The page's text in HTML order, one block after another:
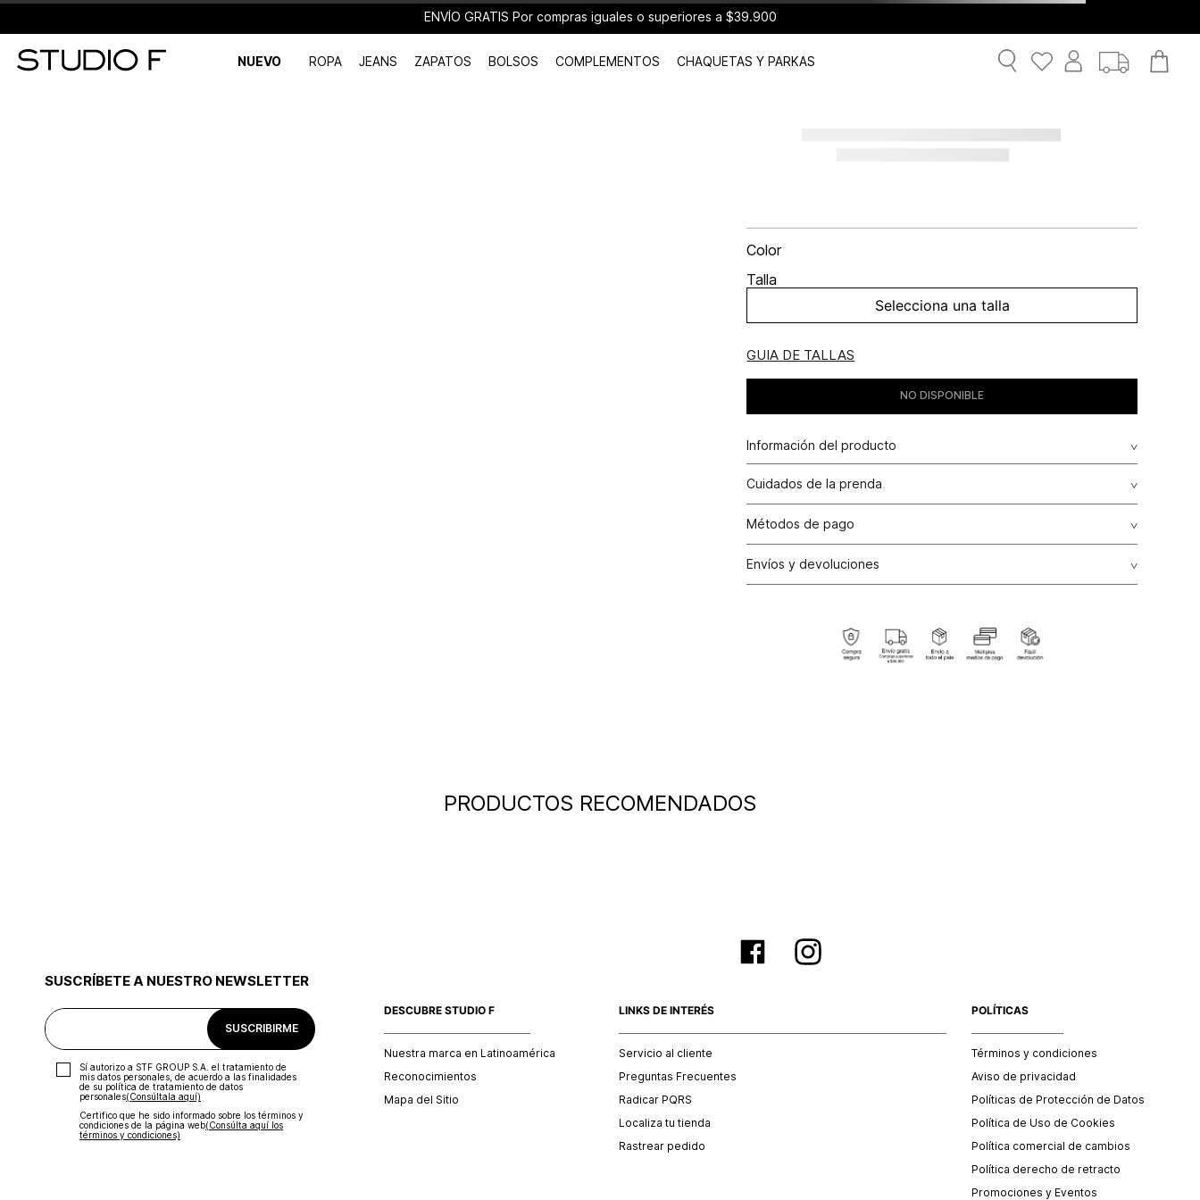
ENVÍO GRATIS Por compras iguales o superiores a $39.900
NUEVO ROPA JEANS ZAPATOS BOLSOS COMPLEMENTOS CHAQUETAS Y PARKAS
Color
Talla
Selecciona una talla
GUIA DE TALLAS
NO DISPONIBLE
Información del producto
Cuidados de la prenda
Métodos de pago
Tarjetas de crédito: Visa, Dinners, Master Card y American Express.
Envíos y devoluciones
tiendas de línea del país podrán realizarse en un plazo máximo de
30 días calendario contados a partir de la fecha de compra, siempre
y cuando el producto no haya sido usado, se encuentre en perfectas
Excepciones:
baño, accesorios y/o productos comprados en tiendas outlet o en
PRODUCTOS RECOMENDADOS
SUSCRÍBETE A NUESTRO NEWSLETTER
SUSCRIBIRME
Sí autorizo a STF GROUP S.A. el tratamiento de
mis datos personales, de acuerdo a las finalidades
de su política de tratamiento de datos
personales‎(Consúltala aquí)
Certifico que he sido informado sobre los términos y
condiciones de la página web‎(Consúlta aquí los
términos y condiciones)
DESCUBRE STUDIO F
Nuestra marca en Latinoamérica
Reconocimientos
Mapa del Sitio
LINKS DE INTERÉS
Servicio al cliente
Preguntas Frecuentes
Radicar PQRS
Localiza tu tienda
Rastrear pedido
POLÍTICAS
Términos y condiciones
Aviso de privacidad
Políticas de Protección de Datos
Política de Uso de Cookies
Política comercial de cambios
Política derecho de retracto
Promociones y Eventos